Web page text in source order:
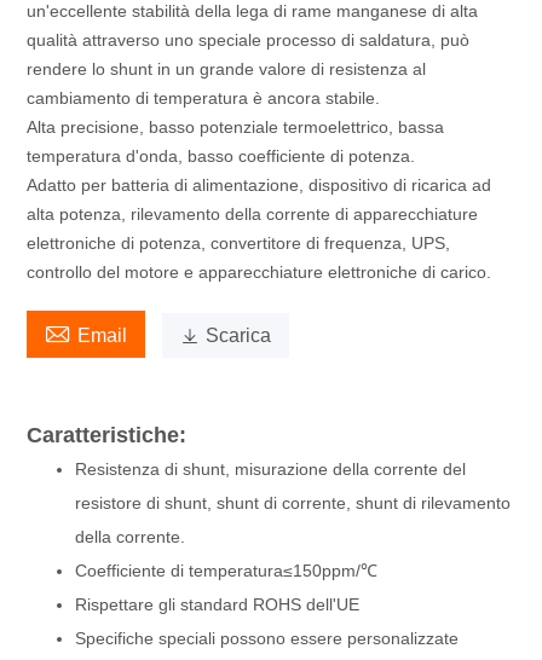
un'eccellente stabilità della lega di rame manganese di alta
qualità attraverso uno speciale processo di saldatura, può
rendere lo shunt in un grande valore di resistenza al
cambiamento di temperatura è ancora stabile.
Alta precisione, basso potenziale termoelettrico, bassa
temperatura d'onda, basso coefficiente di potenza.
Adatto per batteria di alimentazione, dispositivo di ricarica ad
alta potenza, rilevamento della corrente di apparecchiature
elettroniche di potenza, convertitore di frequenza, UPS,
controllo del motore e apparecchiature elettroniche di carico.
 Email  Scarica
Caratteristiche:
Resistenza di shunt, misurazione della corrente del
resistore di shunt, shunt di corrente, shunt di rilevamento
della corrente.
Coefficiente di temperatura≤150ppm/℃
Rispettare gli standard ROHS dell'UE
Specifiche speciali possono essere personalizzate